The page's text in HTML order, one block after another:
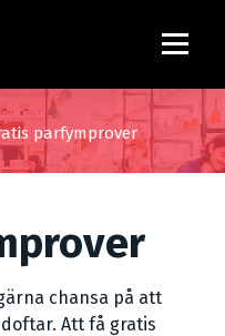
parfymprover
chansa på att
Att få gratis